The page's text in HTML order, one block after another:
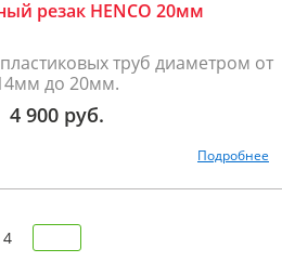
резак HENCO 20мм
труб диаметром от
до 20мм.
4 900 руб.
Подробнее
4